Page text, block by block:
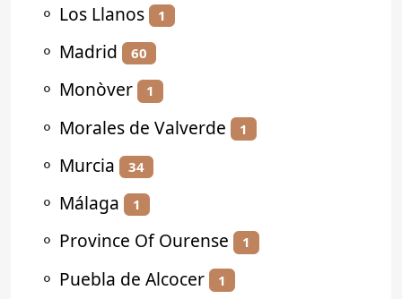
⚬ Los Llanos 1
⚬ Madrid 60
⚬ Monòver 1
⚬ Morales de Valverde 1
⚬ Murcia 34
⚬ Málaga 1
⚬ Province Of Ourense 1
⚬ Puebla de Alcocer 1